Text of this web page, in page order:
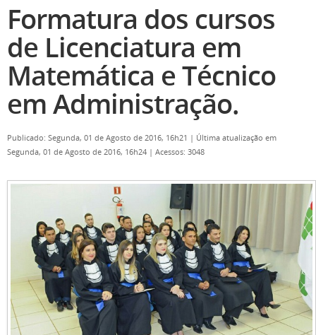
Formatura dos cursos
de Licenciatura em
Matemática e Técnico
em Administração.
Publicado: Segunda, 01 de Agosto de 2016, 16h21 | Última atualização em
Segunda, 01 de Agosto de 2016, 16h24 | Acessos: 3048